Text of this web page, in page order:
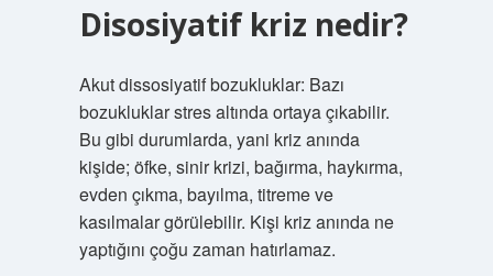
Disosiyatif kriz nedir?
Akut dissosiyatif bozukluklar: Bazı
bozukluklar stres altında ortaya çıkabilir.
Bu gibi durumlarda, yani kriz anında
kişide; öfke, sinir krizi, bağırma, haykırma,
evden çıkma, bayılma, titreme ve
kasılmalar görülebilir. Kişi kriz anında ne
yaptığını çoğu zaman hatırlamaz.